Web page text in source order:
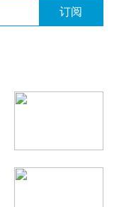
订阅